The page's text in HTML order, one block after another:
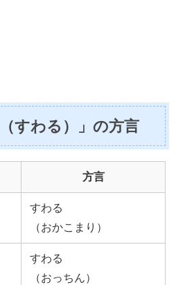
すわる）」の方言
方言
すわる
（おかこまり）
すわる
（おっちん）